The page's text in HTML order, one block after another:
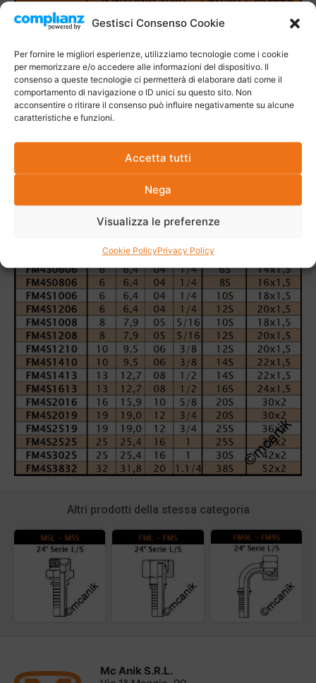
Gestisci Consenso Cookie
Per fornire le migliori esperienze, utilizziamo tecnologie come i cookie
per memorizzare e/o accedere alle informazioni del dispositivo. Il
consenso a queste tecnologie ci permetterà di elaborare dati come il
comportamento di navigazione o ID unici su questo sito. Non
acconsentire o ritirare il consenso può influire negativamente su alcune
caratteristiche e funzioni.
Accetta tutti
Nega
Visualizza le preferenze
Cookie PolicyPrivacy Policy
Altri prodotti della stessa categoria
Mc Anik S.R.L.